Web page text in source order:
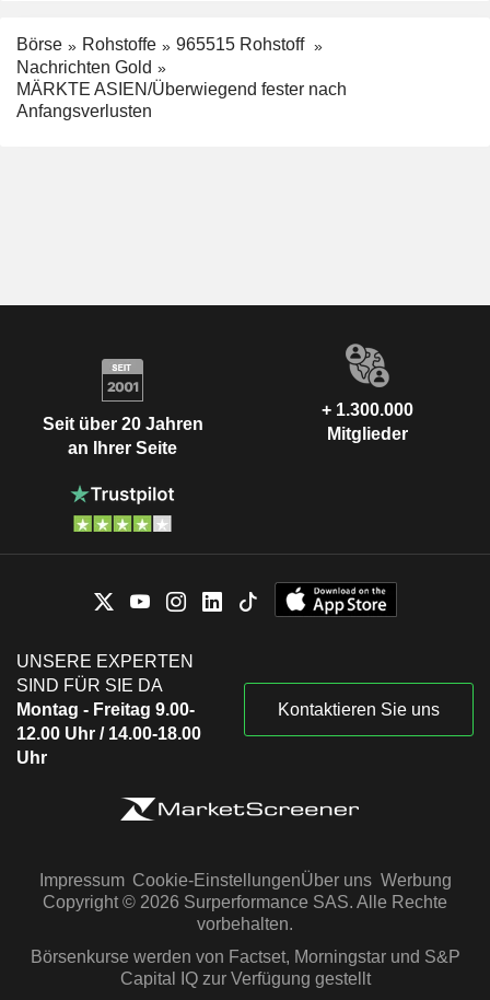
Börse Rohstoffe
965515 Rohstoff
Nachrichten Gold
MÄRKTE ASIEN/Überwiegend fester nach
Anfangsverlusten
Seit über 20 Jahren
an Ihrer Seite
+ 1.300.000
Mitglieder
UNSERE EXPERTEN
SIND FÜR SIE DA
Montag - Freitag 9.00-
12.00 Uhr / 14.00-18.00
Uhr
Kontaktieren Sie uns
Impressum Cookie-EinstellungenÜber uns Werbung
Copyright © 2026 Surperformance SAS. Alle Rechte
vorbehalten.
Börsenkurse werden von Factset, Morningstar und S&P
Capital IQ zur Verfügung gestellt